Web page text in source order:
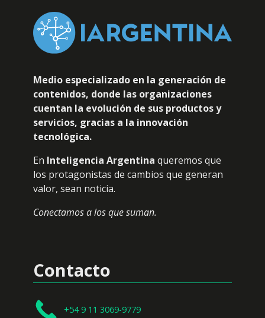
Medio especializado en la generación de
contenidos, donde las organizaciones
cuentan la evolución de sus productos y
servicios, gracias a la innovación
tecnológica.
En Inteligencia Argentina queremos que
los protagonistas de cambios que generan
valor, sean noticia.
Conectamos a los que suman.
Contacto
+54 9 11 3069-9779